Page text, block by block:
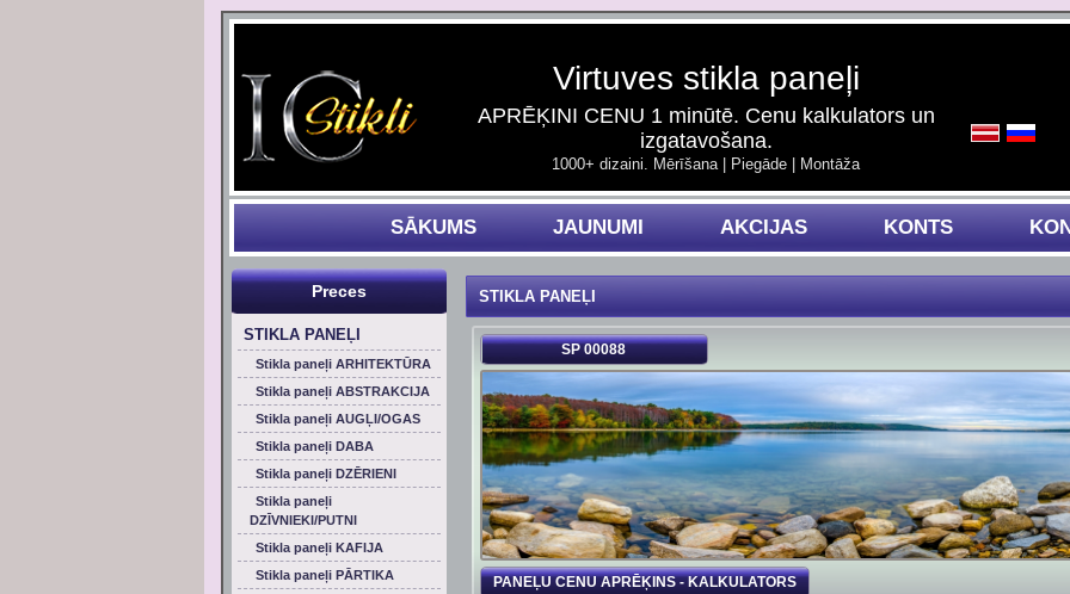
Virtuves stikla paneļi
APRĒĶINI CENU 1 minūtē. Cenu kalkulators un
izgatavošana.
1000+ dizaini. Mērīšana | Piegāde | Montāža
SĀKUMS JAUNUMI AKCIJAS KONTS
STIKLA PANEĻI
SP 00088
PANEĻU CENU APRĒĶINS - KALKULATORS
Preces
STIKLA PANEĻI
Stikla paneļi ARHITEKTŪRA
Stikla paneļi ABSTRAKCIJA
Stikla paneļi AUGĻI/OGAS
Stikla paneļi DABA
Stikla paneļi DZĒRIENI
Stikla paneļi
DZĪVNIEKI/PUTNI
Stikla paneļi KAFIJA
Stikla paneļi PĀRTIKA